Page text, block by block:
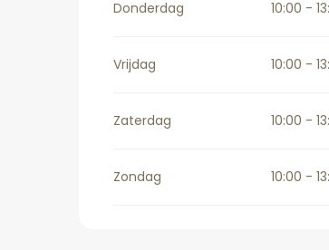
Donderdag 10:00 -
Vrijdag 10:00 -
Zaterdag 10:00 -
Zondag 10:00 -